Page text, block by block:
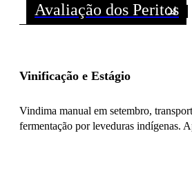
Avaliação dos Peritos
Vinificação e Estágio
Vindima manual em setembro,
fermentação por leveduras indígenas.